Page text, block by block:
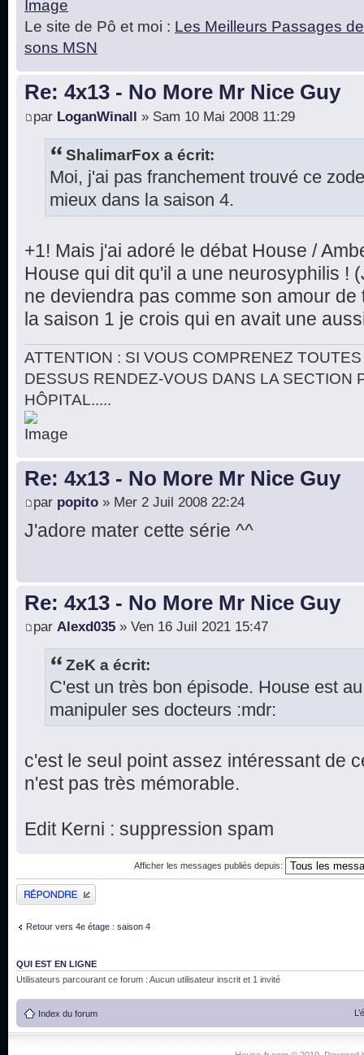
Le site de Pô et moi : Les Meilleurs Passages
sons MSN
Re: 4x13 - No More Mr Nice Guy
par LoganWinall » Sam 10 Mai 2008 11:29
ShalimarFox a écrit:
Moi, j'ai pas franchement trouvé ce
mieux dans la saison 4.
+1! Mais j'ai adoré le débat House /
House qui dit qu'il a une neurosyphilis !
ne deviendra pas comme son amour
la saison 1 je crois qui en avait une
ATTENTION : SI VOUS COMPRENEZ
DESSUS RENDEZ-VOUS DANS LA SECTION
HÔPITAL.....
Re: 4x13 - No More Mr Nice Guy
par popito » Mer 2 Juil 2008 22:24
J'adore mater cette série ^^
Re: 4x13 - No More Mr Nice Guy
par Alexd035 » Ven 16 Juil 2021 15:47
ZeK a écrit:
C'est un très bon épisode. House est
manipuler ses docteurs :mdr:
c'est le seul point assez intéressant de
n'est pas très mémorable.
Edit Kerni : suppression spam
Afficher les messages publiés depuis:
Publier une réponse
Retour vers 4e étage : saison 4
QUI EST EN LIGNE
Utilisateurs parcourant ce forum : Aucun utilisateur inscrit et 1 invité
Index du forum